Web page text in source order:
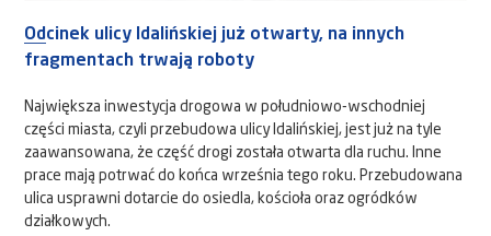
Odcinek ulicy Idalińskiej już otwarty, na innych
fragmentach trwają roboty
Największa inwestycja drogowa w południowo-wschodniej
części miasta, czyli przebudowa ulicy Idalińskiej, jest już na tyle
zaawansowana, że część drogi została otwarta dla ruchu. Inne
prace mają potrwać do końca września tego roku. Przebudowana
ulica usprawni dotarcie do osiedla, kościoła oraz ogródków
działkowych.